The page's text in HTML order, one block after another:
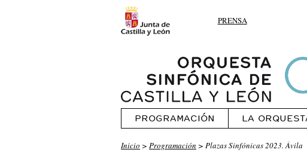
PRENSA
PROGRAMACIÓN LA
Inicio > Programación > Plazas Sinfónicas 2023. Ávila